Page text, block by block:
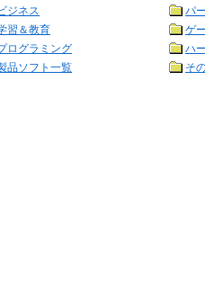
ジネス
パ
習＆教育
ゲ
ログラミング
ハ
品ソフト一覧 そ